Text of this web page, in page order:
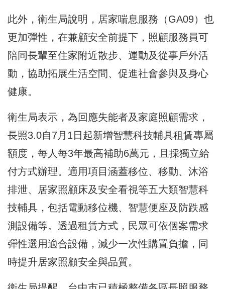
此外，衛生局說明，居家喘息服務（GA09）也
更加彈性，在兼顧安全前提下，照顧服務員可
陪同長輩至住家附近散步、運動及從事戶外活
動，協助拓展生活空間、促進社會參與及身心
健康。
衛生局表示，為回應失能者及家庭照顧需求，
長照3.0自7月1日起新增智慧科技輔具租賃專屬
額度，每人每3年最高補助6萬元，且採獨立給
付方式辦理。適用項目涵蓋移位、移動、沐浴
排泄、居家照顧床及安全看視等五大類智慧科
技輔具，包括電動移位機、智慧便座及防跌感
測設備等。透過租賃方式，民眾可依個案需求
彈性選用適合設備，減少一次性購置負擔，同
時提升居家照顧安全與品質。